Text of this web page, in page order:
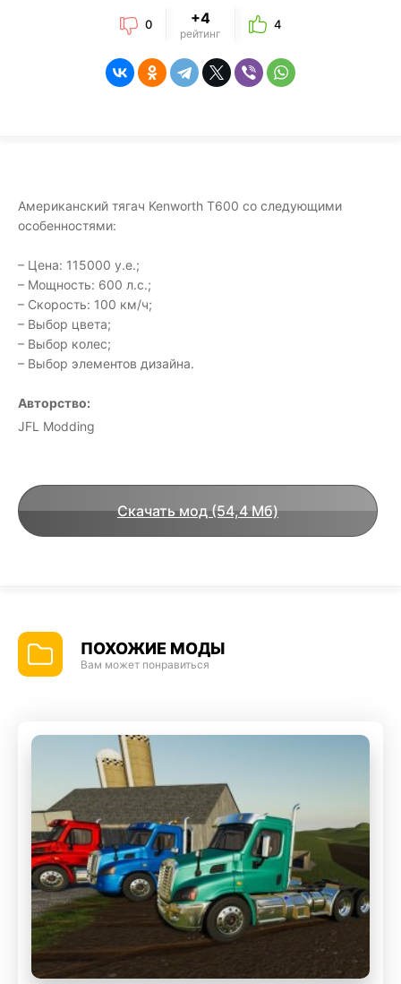
0 +4
рейтинг
4
Американский тягач Kenworth T600 со следующими
особенностями:
– Цена: 115000 у.е.;
– Мощность: 600 л.с.;
– Скорость: 100 км/ч;
– Выбор цвета;
– Выбор колес;
– Выбор элементов дизайна.
Авторство:
JFL Modding
Скачать мод (54,4 Мб)
ПОХОЖИЕ МОДЫ
Вам может понравиться